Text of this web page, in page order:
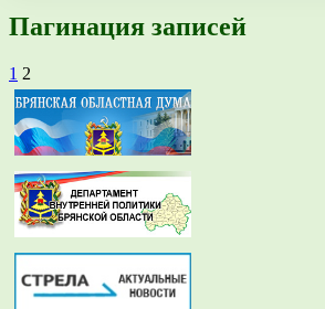
Пагинация записей
1 2